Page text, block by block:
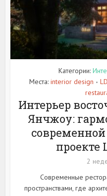
Категории:
Места: interior design •
Интерьер
Янчжоу:
проекте
2
Современные
пространствами, где